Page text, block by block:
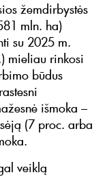
žemdirbystės
mln. ha)
su 2025 m.
mieliau rinkosi
būdus
išmoka –
(7 proc. arba
veiklą